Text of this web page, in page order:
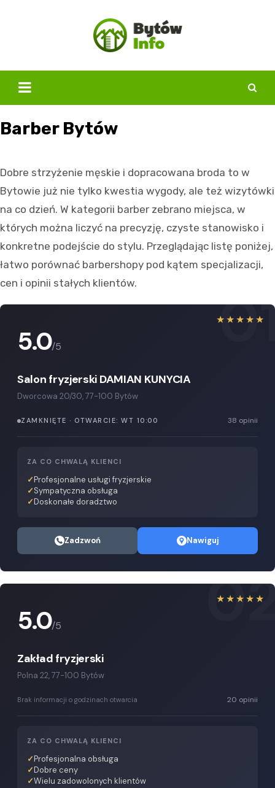
Barber Bytów
Dobre strzyżenie męskie i dopracowana broda to w
Bytowie już nie tylko kwestia wygody, ale też wizytówki
na co dzień. W kategorii barber zebrano miejsca, w
których można liczyć na precyzję, czyste stanowisko i
konkretne podejście do stylu. Przeglądając listę poniżej,
łatwo porównać barbershopy pod kątem specjalizacji,
cen i opinii stałych klientów.
★★★★★
5.0/5
Salon fryzjerski DAMIAN KUNYCIA
Dworcowa 20/30, 77-100 Bytów
ZAMKNIĘTE · OTWARCIE: WT 10:00 38 opinii
ZA CO CHWALĄ KLIENCI
Profesjonalne usługi fryzjerskie
Sympatyczna obsługa
Doskonałe doradztwo
Zadzwoń Nawiguj
★★★★★
5.0/5
Zakład fryzjerski
Polna 22, 77-100 Bytów
Brak informacji o godzinach otwarcia 20 opinii
ZA CO CHWALĄ KLIENCI
Profesjonalna obsługa
Dobre ceny
Wielu zadowolonych klientów